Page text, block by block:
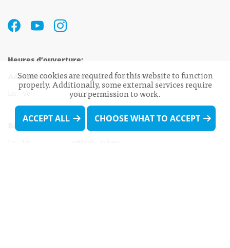
Heures d’ouverture:
Administration communale de Walferdange
Lu - Ve 08h00 - 11h30
13h30 - 16h00
Biergercenter
Some cookies are required for this website to function
properly. Additionally, some external services require
your permission to work.
ACCEPT ALL CHOOSE WHAT TO ACCEPT